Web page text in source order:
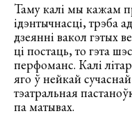
Таму калі мы кажам
ідэнтычнасці, трэба
дзеянні вакол гэтых
ці постаць, то гэта
перфоманс. Калі
яго ў нейкай
тэатральная
па матывах.